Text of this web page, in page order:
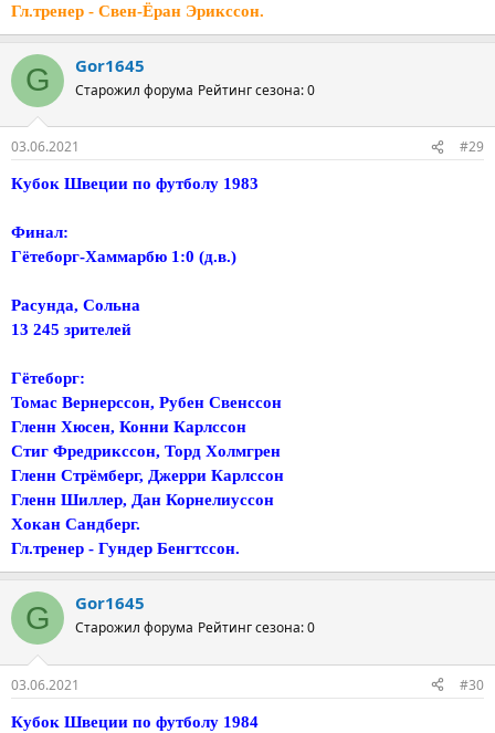
Гл.тренер - Свен-Ёран Эрикссон.
G Gor1645
Старожил форума Рейтинг сезона: 0
03.06.2021 #29
Кубок Швеции по футболу 1983
Финал:
Гётеборг-Хаммарбю 1:0 (д.в.)
Расунда, Сольна
13 245 зрителей
Гётеборг:
Томас Вернерссон, Рубен Свенссон
Гленн Хюсен, Конни Карлссон
Стиг Фредрикссон, Торд Холмгрен
Гленн Стрёмберг, Джерри Карлссон
Гленн Шиллер, Дан Корнелиуссон
Хокан Сандберг.
Гл.тренер - Гундер Бенгтссон.
G Gor1645
Старожил форума Рейтинг сезона: 0
03.06.2021 #30
Кубок Швеции по футболу 1984